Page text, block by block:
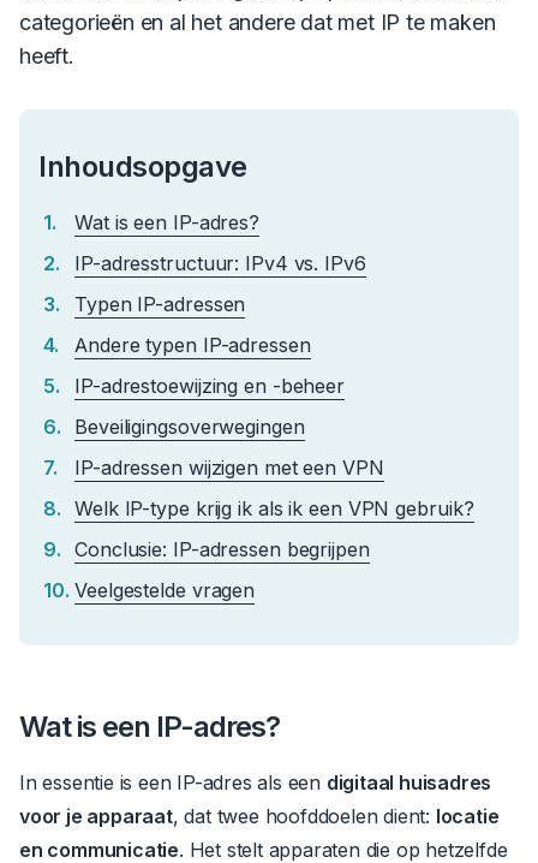
categorieën en al het andere dat met IP te maken
heeft.
Inhoudsopgave
Wat is een IP-adres?
IP-adresstructuur: IPv4 vs. IPv6
Typen IP-adressen
Andere typen IP-adressen
IP-adrestoewijzing en -beheer
Beveiligingsoverwegingen
IP-adressen wijzigen met een VPN
Welk IP-type krijg ik als ik een VPN gebruik?
Conclusie: IP-adressen begrijpen
Veelgestelde vragen
Wat is een IP-adres?
In essentie is een IP-adres als een digitaal huisadres
voor je apparaat, dat twee hoofddoelen dient: locatie
en communicatie. Het stelt apparaten die op hetzelfde